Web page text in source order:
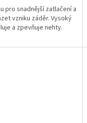
pro snadnější zatlačení a
vzniku záděr. Vysoký
a zpevňuje nehty.